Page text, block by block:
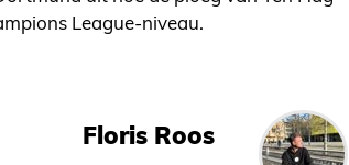
League-niveau.
Floris Roos